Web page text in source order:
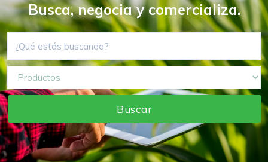
Busca, negocia y comercializa.
Buscar